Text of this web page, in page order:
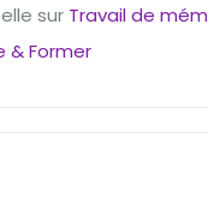
sur Travail de
& Former